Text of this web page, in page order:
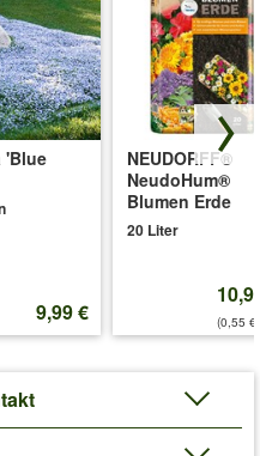
'Blue
9,99 €
NEUDORFF®
NeudoHum®
Blumen Erde
20 Liter
(0,55